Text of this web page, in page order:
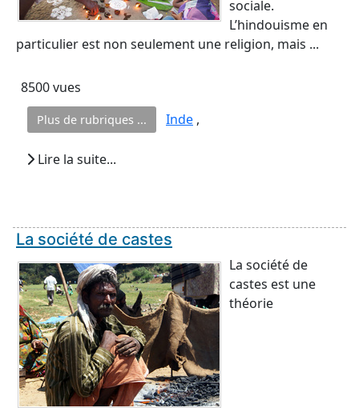
sociale.
L’hindouisme en
particulier est non seulement une religion, mais ...
8500 vues
Plus de rubriques ... Inde ,
Lire la suite...
La société de castes
La société de
castes est une
théorie